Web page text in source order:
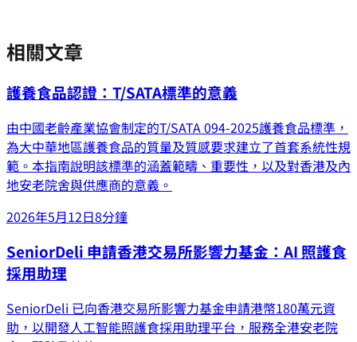
相關文章
護養食品認證：T/SATA標準的意義
由中國老齡產業協會制定的T/SATA 094-2025護養食品標準，
為大中華地區護養食品的質量及質感要求建立了首套系統性規
範。本指南說明該標準的涵蓋範疇、重要性，以及對香港及內
地安老院舍與供應商的意義。
2026年5月12日8分鐘
SeniorDeli 申請香港交易所影響力基金：AI 照護食
採用助理
SeniorDeli 已向香港交易所影響力基金申請港幣180萬元資
助，以開發人工智能照護食採用助理平台，服務全港安老院